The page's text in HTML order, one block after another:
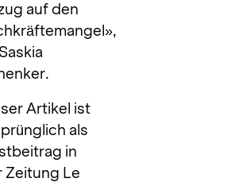
auf den
Artikel ist
als
in
Zeitung Le